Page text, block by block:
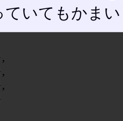
ていてもかま